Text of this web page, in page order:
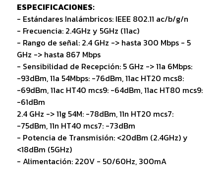
ESPECIFICACIONES:
- Estándares Inalámbricos: IEEE 802.11 ac/b/g/n
- Frecuencia: 2.4GHz y 5GHz (11ac)
- Rango de señal: 2.4 GHz -> hasta 300 Mbps - 5
GHz -> hasta 867 Mbps
- Sensibilidad de Recepción: 5 GHz -> 11a 6Mbps:
-93dBm, 11a 54Mbps: -76dBm, 11ac HT20 mcs8:
-69dBm, 11ac HT40 mcs9: -64dBm, 11ac HT80 mcs9:
-61dBm
2.4 GHz -> 11g 54M: -78dBm, 11n HT20 mcs7:
-75dBm, 11n HT40 mcs7: -73dBm
- Potencia de Transmisión: <20dBm (2.4GHz) y
<18dBm (5GHz)
- Alimentación: 220V - 50/60Hz, 300mA